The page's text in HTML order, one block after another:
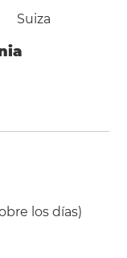
Suiza
los días)